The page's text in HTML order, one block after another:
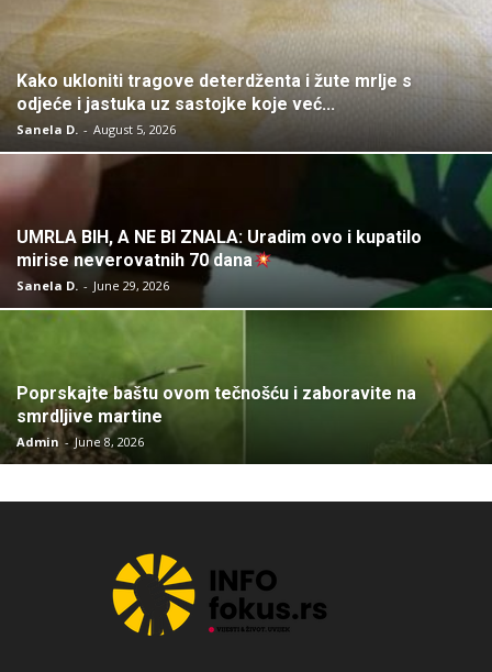
Kako ukloniti tragove deterdženta i žute mrlje s
odjeće i jastuka uz sastojke koje već...
Sanela D. - August 5, 2026
UMRLA BIH, A NE BI ZNALA: Uradim ovo i kupatilo
mirise neverovatnih 70 dana
Sanela D. - June 29, 2026
Poprskajte baštu ovom tečnošću i zaboravite na
smrdljive martine
Admin - June 8, 2026